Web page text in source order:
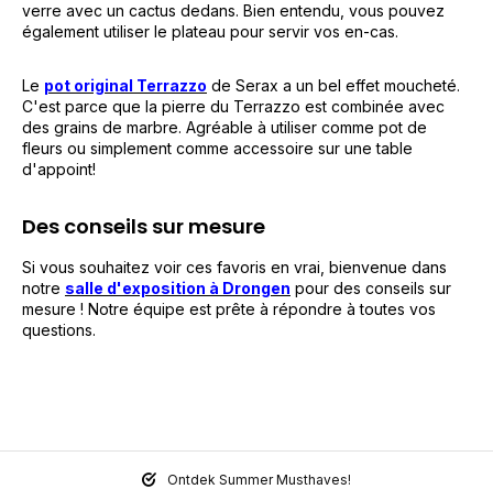
verre avec un cactus dedans. Bien entendu, vous pouvez
également utiliser le plateau pour servir vos en-cas.
Le pot original Terrazzo de Serax a un bel effet moucheté.
C'est parce que la pierre du Terrazzo est combinée avec
des grains de marbre. Agréable à utiliser comme pot de
fleurs ou simplement comme accessoire sur une table
d'appoint!
Des conseils sur mesure
Si vous souhaitez voir ces favoris en vrai, bienvenue dans
notre salle d'exposition à Drongen pour des conseils sur
mesure ! Notre équipe est prête à répondre à toutes vos
questions.
Ontdek Summer Musthaves!